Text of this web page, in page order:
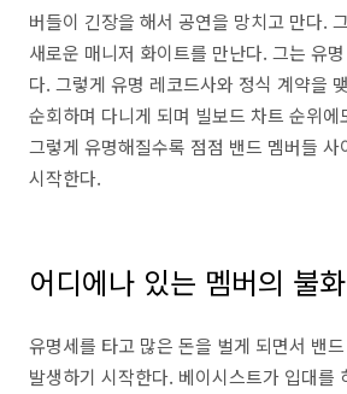
버들이 긴장을 해서 공연을 망치고 만다.
새로운 매니저 화이트를 만난다. 그는 유
다. 그렇게 유명 레코드사와 정식 계약을
순회하며 다니게 되며 빌보드 차트 순위
그렇게 유명해질수록 점점 밴드 멤버들 사
시작한다.
어디에나 있는 멤버의 불화
유명세를 타고 많은 돈을 벌게 되면서 밴
발생하기 시작한다. 베이시스트가 입대를